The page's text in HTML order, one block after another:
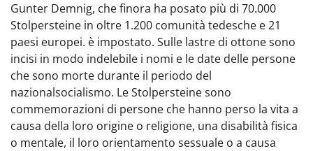
Gunter Demnig, che finora ha posato più di 70.000
Stolpersteine in oltre 1.200 comunità tedesche e 21
paesi europei. è impostato. Sulle lastre di ottone sono
incisi in modo indelebile i nomi e le date delle persone
che sono morte durante il periodo del
nazionalsocialismo. Le Stolpersteine sono
commemorazioni di persone che hanno perso la vita a
causa della loro origine o religione, una disabilità fisica
o mentale, il loro orientamento sessuale o a causa